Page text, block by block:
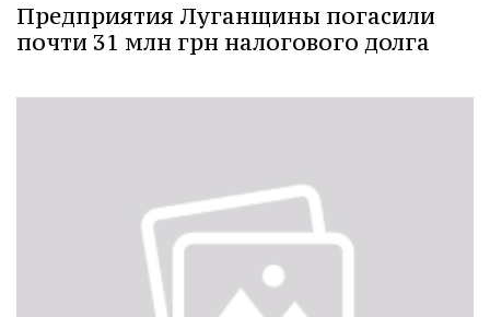
Предприятия Луганщины погасили
почти 31 млн грн налогового долга